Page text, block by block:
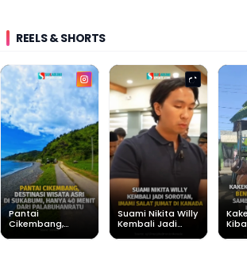
REELS & SHORTS
Pantai
Cikembang,
Suami Nikita Willy
Kembali Jadi